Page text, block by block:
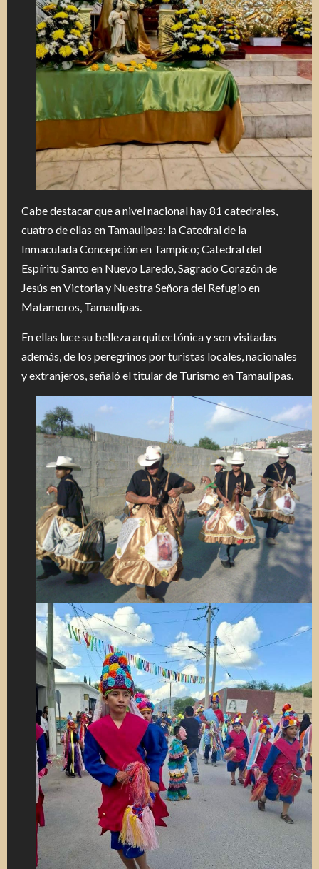
Cabe destacar que a nivel nacional hay 81 catedrales,
cuatro de ellas en Tamaulipas: la Catedral de la
Inmaculada Concepción en Tampico; Catedral del
Espíritu Santo en Nuevo Laredo, Sagrado Corazón de
Jesús en Victoria y Nuestra Señora del Refugio en
Matamoros, Tamaulipas.
En ellas luce su belleza arquitectónica y son visitadas
además, de los peregrinos por turistas locales, nacionales
y extranjeros, señaló el titular de Turismo en Tamaulipas.